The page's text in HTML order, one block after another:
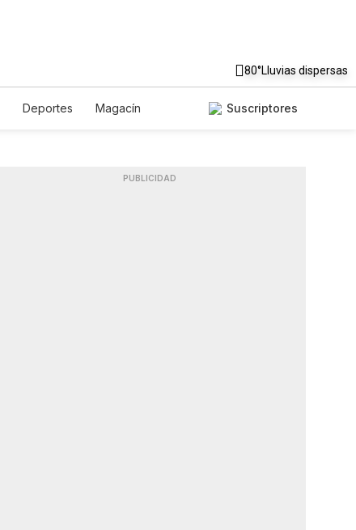
80°Lluvias dispersas
Deportes
Magacín
Suscriptores
PUBLICIDAD